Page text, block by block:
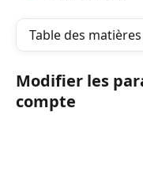
Table des matières
Modifier les
compte